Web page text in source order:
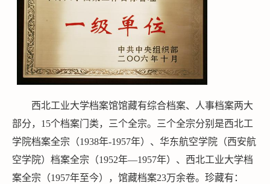
西北工业大学档案馆馆藏有综合档案、人事档案两大
部分，15个档案门类，三个全宗。三个全宗分别是西北工
学院档案全宗（1938年-1957年）、华东航空学院（西安航
空学院）档案全宗（1952年—1957年）、西北工业大学档
案全宗（1957年至今），馆藏档案23万余卷。珍藏有：